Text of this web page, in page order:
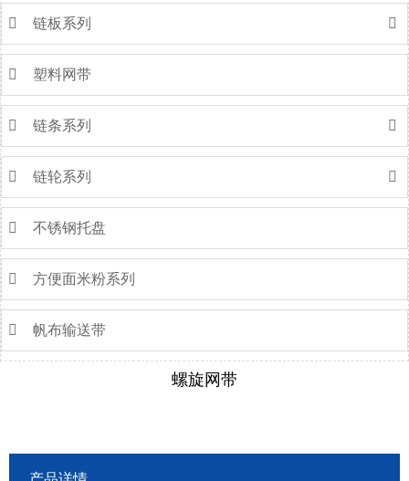
 链板系列 
 塑料网带
 链条系列 
 链轮系列 
 不锈钢托盘
 方便面米粉系列
 帆布输送带
螺旋网带